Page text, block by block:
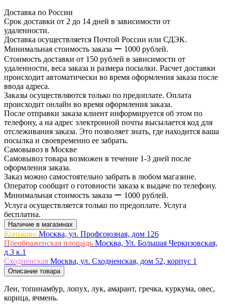
Доставка по России
Срок доставки от 2 до 14 дней в зависимости от
удаленности.
Доставка осуществляется Почтой России или СДЭК.
Минимальная стоимость заказа ー 1000 рублей.
Стоимость доставки от 150 рублей в зависимости от
удаленности, веса заказа и размера посылки. Расчет доставки
происходит автоматически во время оформления заказа после
ввода адреса.
Заказы осуществляются только по предоплате. Оплата
происходит онлайн во время оформления заказа.
После отправки заказа клиент информируется об этом по
телефону, а на адрес электронной почты высылается код для
отслеживания заказа. Это позволяет знать, где находится ваша
посылка и своевременно ее забрать.
Самовывоз в Москве
Самовывоз товара возможен в течение 1-3 дней после
оформления заказа.
Заказ можно самостоятельно забрать в любом магазине.
Оператор сообщит о готовности заказа к выдаче по телефону.
Минимальная стоимость заказа ー 1000 рублей.
Услуга осуществляется только по предоплате. Услуга
бесплатна.
Наличие в магазинах
Коньково Москва, ул. Профсоюзная, дом 126
Преображенская площадь Москва, Ул. Большая Черкизовская,
д.3 к.1
Сходненская Москва, ул. Сходненская, дом 52, корпус 1
Описание товара
Лен, топинамбур, лопух, лук, амарант, гречка, куркума, овес,
корица, ячмень.